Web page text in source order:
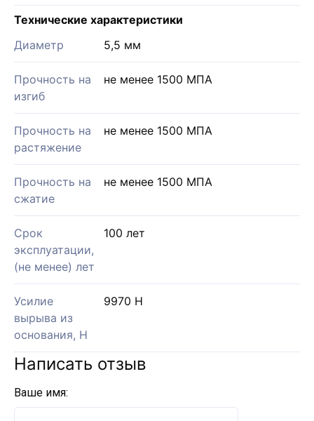
Технические характеристики
Диаметр
5,5 мм
Прочность на
изгиб
не менее 1500 МПА
Прочность на
растяжение
не менее 1500 МПА
Прочность на
сжатие
не менее 1500 МПА
Срок
эксплуатации,
(не менее) лет
100 лет
Усилие
вырыва из
основания, Н
9970 Н
Написать отзыв
Ваше имя: